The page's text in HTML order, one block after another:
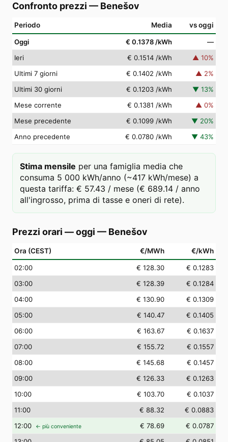
Confronto prezzi — Benešov
Periodo Media vs oggi
Oggi € 0.1378 /kWh
—
Ieri
€ 0.1514 /kWh ▲ 10%
Ultimi 7 giorni
€ 0.1402 /kWh ▲ 2%
Ultimi 30 giorni
€ 0.1203 /kWh ▼ 13%
Mese corrente
€ 0.1381 /kWh ▲ 0%
Mese precedente
€ 0.1099 /kWh ▼ 20%
Anno precedente
€ 0.0780 /kWh ▼ 43%
Stima mensile per una famiglia media che
consuma 5 000 kWh/anno (~417 kWh/mese) a
questa tariffa: € 57.43 / mese (€ 689.14 / anno
all'ingrosso, prima di tasse e oneri di rete).
Prezzi orari — oggi — Benešov
Ora (CEST) €/MWh €/kWh
02:00 € 128.30
€ 0.1283
03:00 € 128.39
€ 0.1284
04:00 € 130.90
€ 0.1309
05:00 € 140.47
€ 0.1405
06:00 € 163.67
€ 0.1637
07:00 € 155.72
€ 0.1557
08:00 € 145.68
€ 0.1457
09:00 € 126.33
€ 0.1263
10:00 € 103.70
€ 0.1037
11:00 € 88.32
€ 0.0883
12:00 ← più conveniente € 78.69
€ 0.0787